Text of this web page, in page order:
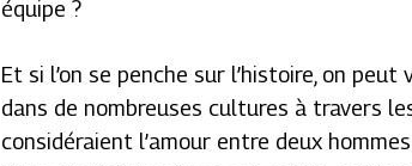
équipe ?
Et si l’on se penche sur l’histoire, on
dans de nombreuses cultures à travers
considéraient l’amour entre deux